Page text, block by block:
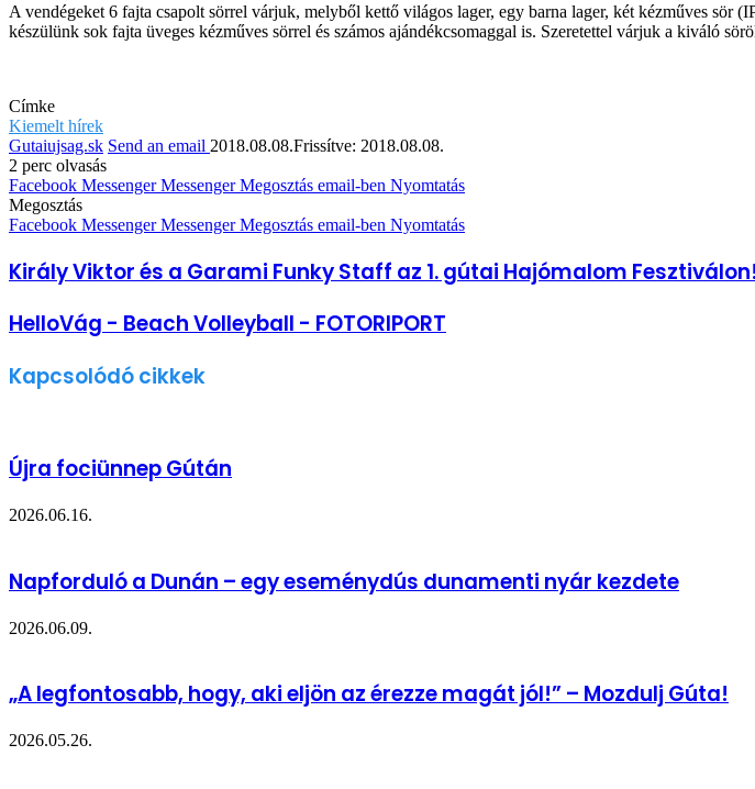
A vendégeket 6 fajta csapolt sörrel várjuk, melyből kettő világos lager, egy barna lager, két kézműves sör
készülünk sok fajta üveges kézműves sörrel és számos ajándékcsomaggal is. Szeretettel várjuk a kiváló
Címke
Kiemelt hírek
Gutaiujsag.sk Send an email 2018.08.08.Frissítve: 2018.08.08.
2 perc olvasás
Facebook Messenger Messenger Megosztás email-ben Nyomtatás
Megosztás
Facebook Messenger Messenger Megosztás email-ben Nyomtatás
Király Viktor és a Garami Funky Staff az 1. gútai Hajómalom Fesztiválon!
HelloVág - Beach Volleyball - FOTORIPORT
Kapcsolódó cikkek
Újra fociünnep Gútán
2026.06.16.
Napforduló a Dunán – egy eseménydús dunamenti nyár kezdete
2026.06.09.
„A legfontosabb, hogy, aki eljön az érezze magát jól!” – Mozdulj Gúta!
2026.05.26.